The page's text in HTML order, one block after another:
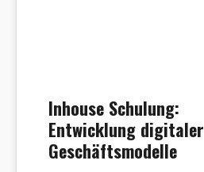
Inhouse Schulung:
Entwicklung digitaler
Geschäftsmodelle